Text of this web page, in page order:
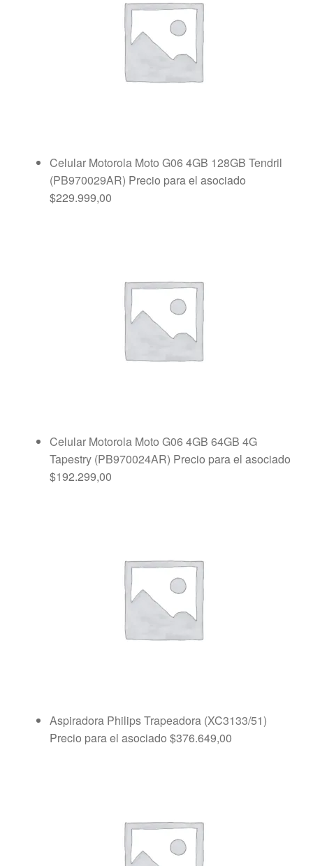
Celular Motorola Moto G06 4GB 128GB Tendril
(PB970029AR) Precio para el asociado
$229.999,00
Celular Motorola Moto G06 4GB 64GB 4G
Tapestry (PB970024AR) Precio para el asociado
$192.299,00
Aspiradora Philips Trapeadora (XC3133/51)
Precio para el asociado $376.649,00